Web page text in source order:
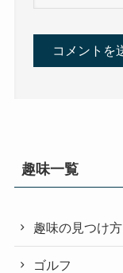
趣味一覧
趣味の見つけ方
ゴルフ